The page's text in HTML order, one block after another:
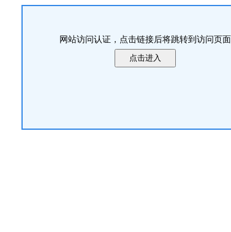
网站访问认证，点击链接后将跳转到访问页面